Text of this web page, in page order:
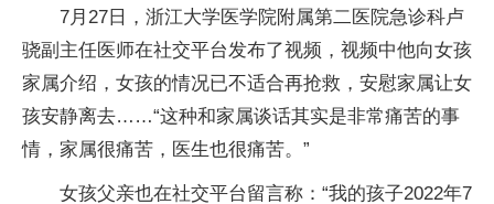
7月27日，浙江大学医学院附属第二医院急诊科卢
骁副主任医师在社交平台发布了视频，视频中他向女孩
家属介绍，女孩的情况已不适合再抢救，安慰家属让女
孩安静离去……“这种和家属谈话其实是非常痛苦的事
情，家属很痛苦，医生也很痛苦。”
女孩父亲也在社交平台留言称：“我的孩子2022年7